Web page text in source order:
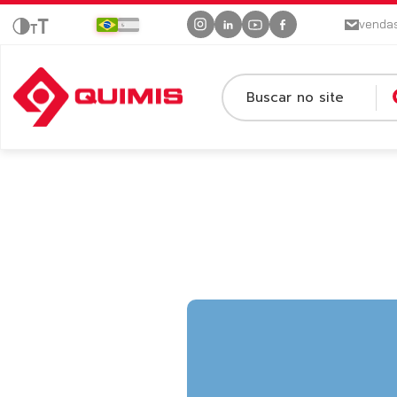
Buscar no site